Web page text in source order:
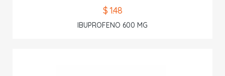
$ 1.48
IBUPROFENO 600 MG